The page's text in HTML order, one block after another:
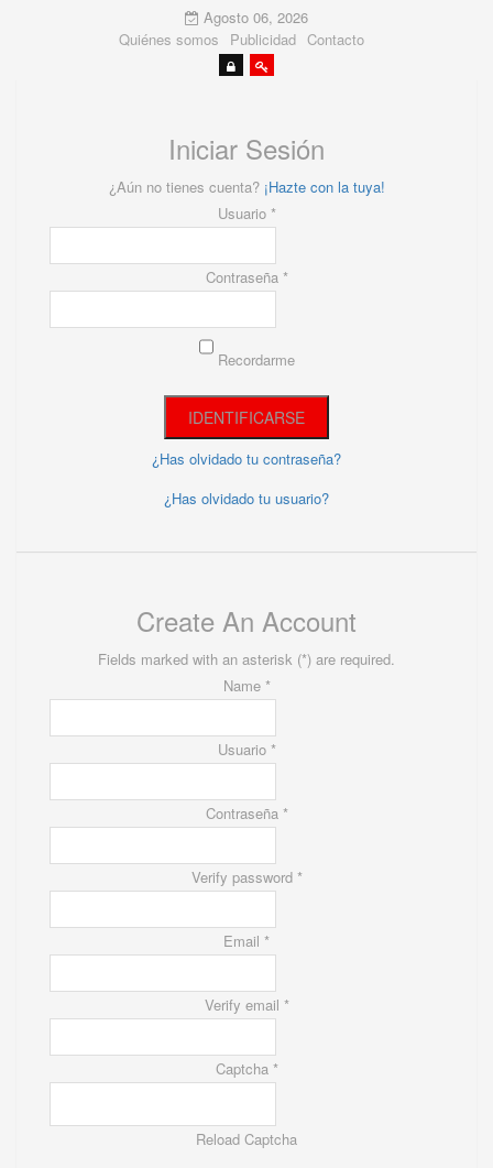
Agosto 06, 2026
Quiénes somos
Publicidad Contacto
Iniciar Sesión
¿Aún no tienes cuenta? ¡Hazte con la tuya!
Usuario *
Contraseña *
Recordarme
¿Has olvidado tu contraseña?
¿Has olvidado tu usuario?
Create An Account
Fields marked with an asterisk (*) are required.
Name *
Usuario *
Contraseña *
Verify password *
Email *
Verify email *
Captcha *
Reload Captcha